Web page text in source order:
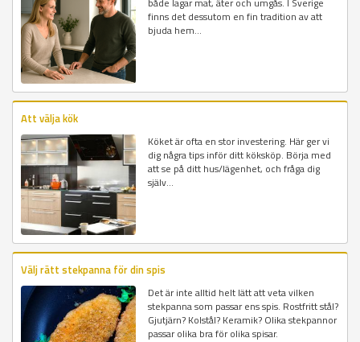
finns det dessutom en fin tradition av att
bjuda hem...
Att välja kök
Köket är ofta en stor investering. Här ger vi
dig några tips inför ditt köksköp. Börja med
att se på ditt hus/lägenhet, och fråga dig
själv...
Välj rätt stekpanna för din spis
Det är inte alltid helt lätt att veta vilken
stekpanna som passar ens spis. Rostfritt stål?
Gjutjärn? Kolstål? Keramik? Olika stekpannor
passar olika bra för olika spisar.